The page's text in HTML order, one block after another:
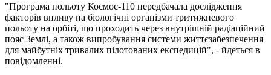
"Програма польоту Космос-110 передбачала дослідження
факторів впливу на біологічні організми тритижневого
польоту на орбіті, що проходить через внутрішній радіаційний
пояс Землі, а також випробування системи життєзабезпечення
для майбутніх тривалих пілотованих експедицій", - йдеться в
повідомленні.